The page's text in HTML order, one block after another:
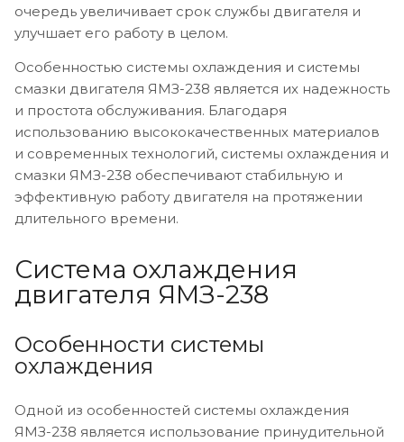
очередь увеличивает срок службы двигателя и
улучшает его работу в целом.
Особенностью системы охлаждения и системы
смазки двигателя ЯМЗ-238 является их надежность
и простота обслуживания. Благодаря
использованию высококачественных материалов
и современных технологий, системы охлаждения и
смазки ЯМЗ-238 обеспечивают стабильную и
эффективную работу двигателя на протяжении
длительного времени.
Система охлаждения
двигателя ЯМЗ-238
Особенности системы
охлаждения
Одной из особенностей системы охлаждения
ЯМЗ-238 является использование принудительной